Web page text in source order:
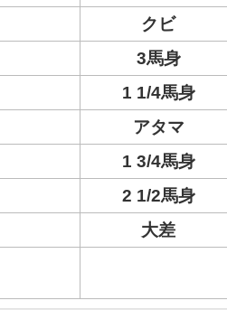
クビ
3馬身
1 1/4馬身
アタマ
1 3/4馬身
2 1/2馬身
大差